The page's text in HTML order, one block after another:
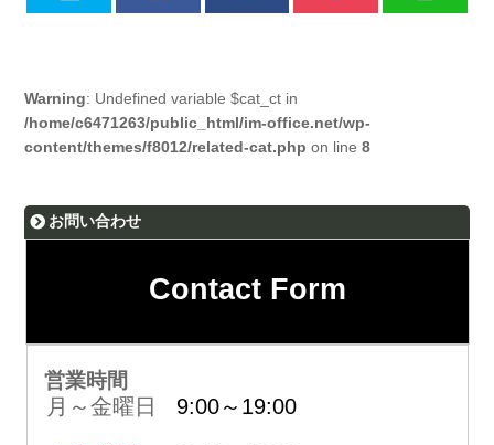
Warning: Undefined variable $cat_ct in
/home/c6471263/public_html/im-office.net/wp-
content/themes/f8012/related-cat.php on line8
お問い合わせ
Contact Form
営業時間
月～金曜日 9:00～19:00